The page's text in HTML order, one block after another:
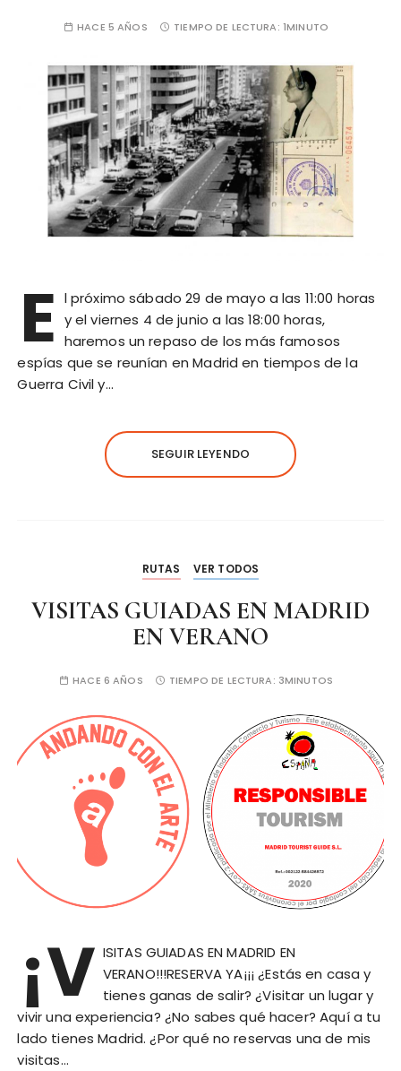
HACE 5 AÑOS TIEMPO DE LECTURA: 1MINUTO
E l próximo sábado 29 de mayo a las 11:00 horas
y el viernes 4 de junio a las 18:00 horas,
haremos un repaso de los más famosos
espías que se reunían en Madrid en tiempos de la
Guerra Civil y…
SEGUIR LEYENDO
RUTAS VER TODOS
VISITAS GUIADAS EN MADRID
EN VERANO
HACE 6 AÑOS TIEMPO DE LECTURA: 3MINUTOS
¡V ISITAS GUIADAS EN MADRID EN
VERANO!!!RESERVA YA¡¡¡ ¿Estás en casa y
tienes ganas de salir? ¿Visitar un lugar y
vivir una experiencia? ¿No sabes qué hacer? Aquí a tu
lado tienes Madrid. ¿Por qué no reservas una de mis
visitas…